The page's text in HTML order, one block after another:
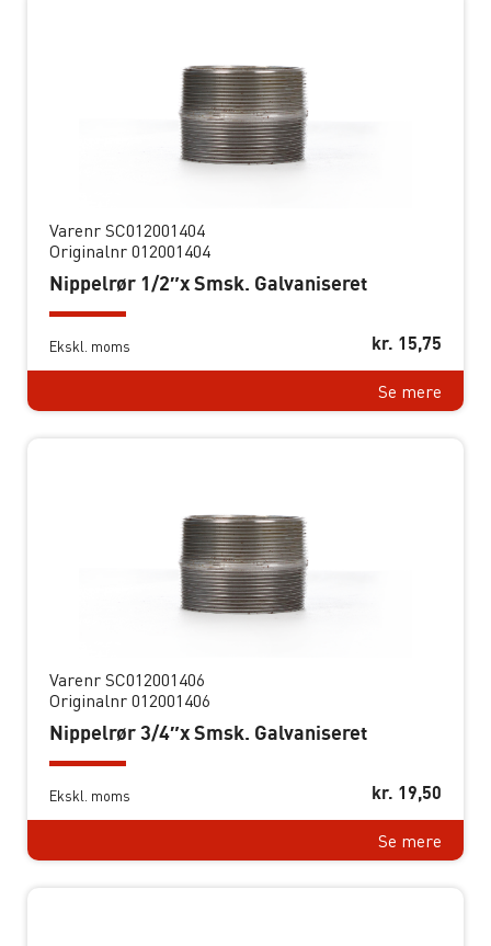
Varenr SC012001404
Originalnr 012001404
Nippelrør 1/2″x Smsk. Galvaniseret
Ekskl. moms kr. 15,75
Se mere
Varenr SC012001406
Originalnr 012001406
Nippelrør 3/4″x Smsk. Galvaniseret
Ekskl. moms kr. 19,50
Se mere